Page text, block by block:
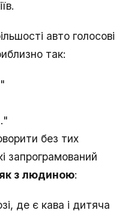
авто голосові
так:
без тих
запрограмований
з людиною:
де є кава і дитяча